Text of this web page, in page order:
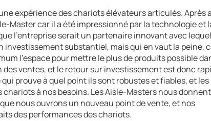
expérience des chariots élévateurs articulés. Après
Master car il a été impressionné par la technologie et
l'entreprise serait un partenaire innovant avec
substantiel, mais qui en vaut la peine,
l'espace pour mettre le plus de produits possible
ventes, et le retour sur investissement est donc
prouve à quel point ils sont robustes et fiables, et les
à nos besoins. Les Aisle-Masters nous
nous ouvrons un nouveau point de vente, et nos
des performances des chariots.